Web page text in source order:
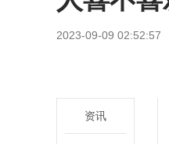
2023-09-09 02:52:57
资讯